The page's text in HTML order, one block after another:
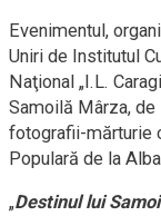
Evenimentul,
Uniri de Institutul
Naţional „I.L.
Samoilă Mârza,
fotografii-mărturie
Populară de la
„Destinul lui